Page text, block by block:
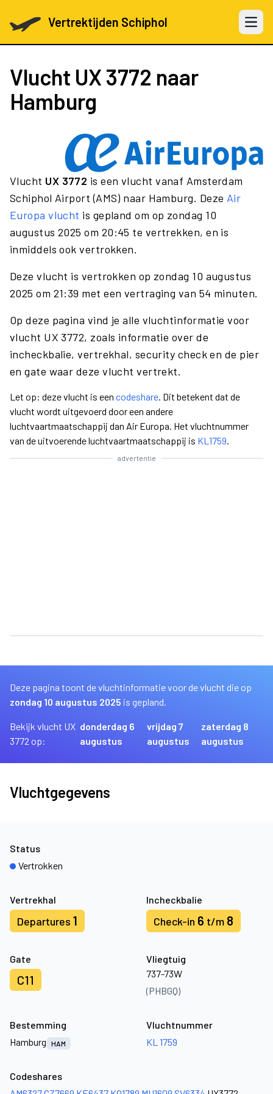
Vertrektijden Schiphol Open
Vlucht UX 3772 naar
Hamburg
Vlucht UX 3772 is een vlucht vanaf Amsterdam
Schiphol Airport (AMS) naar Hamburg. Deze Air
Europa vlucht is gepland om op zondag 10
augustus 2025 om 20:45 te vertrekken, en is
inmiddels ook vertrokken.
Deze vlucht is vertrokken op zondag 10 augustus
2025 om 21:39 met een vertraging van 54 minuten.
Op deze pagina vind je alle vluchtinformatie voor
vlucht UX 3772, zoals informatie over de
incheckbalie, vertrekhal, security check en de pier
en gate waar deze vlucht vertrekt.
Let op: deze vlucht is een codeshare. Dit betekent dat de
vlucht wordt uitgevoerd door een andere
luchtvaartmaatschappij dan Air Europa. Het vluchtnummer
van de uitvoerende luchtvaartmaatschappij is KL1759.
advertentie
Deze pagina toont de vluchtinformatie voor de vlucht die op
zondag 10 augustus 2025 is gepland.
Bekijk vlucht UX
3772 op:
donderdag 6
augustus
vrijdag 7
augustus
zaterdag 8
augustus
Vluchtgegevens
Vertrekhal
Departures 1
Incheckbalie
Check-in 6 t/m 8
Gate
C11
Vliegtuig
737-73W
(PHBGQ)
Status
Vertrokken
Bestemming
Hamburg
HAM
Vluchtnummer
KL 1759
Codeshares